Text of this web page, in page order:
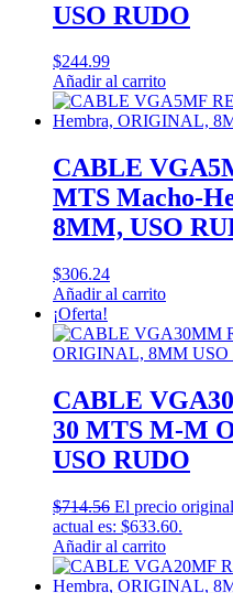
USO RUDO
$244.99
Añadir al carrito
CABLE
MTS Macho-
8MM, USO
$306.24
Añadir al carrito
¡Oferta!
CABLE
30 MTS M-M
USO RUDO
$714.56 El precio
actual es: $633.60.
Añadir al carrito